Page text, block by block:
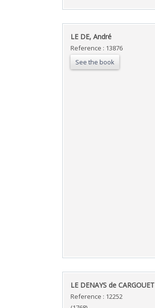
‎LE DE, André‎
Reference : 13876
See the book
‎LE DENAYS de CARGOUET‎
Reference : 12252